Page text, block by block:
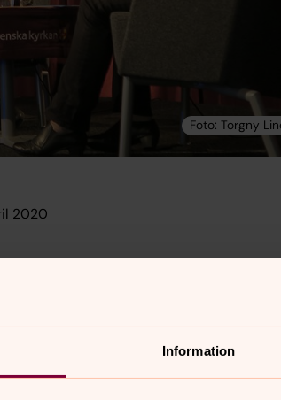
Information
2020
Se